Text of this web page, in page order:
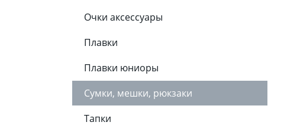
Очки аксессуары
Плавки
Плавки юниоры
Сумки, мешки, рюкзаки
Тапки